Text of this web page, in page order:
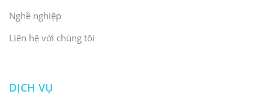
Nghề nghiệp
Liên hệ với chúng tôi
DỊCH VỤ